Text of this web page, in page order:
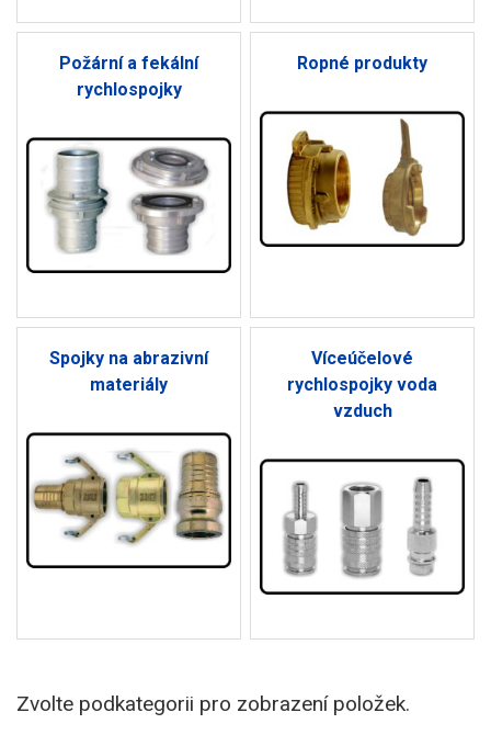
Požární a fekální
rychlospojky
Ropné produkty
Spojky na abrazivní
materiály
Víceúčelové
rychlospojky voda
vzduch
Zvolte podkategorii pro zobrazení položek.